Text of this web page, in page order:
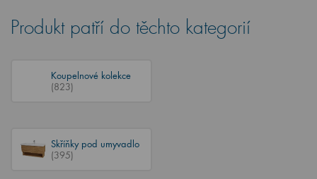
Produkt patří do těchto kategorií
Koupelnové kolekce
(823)
Skříňky pod umyvadlo
(395)